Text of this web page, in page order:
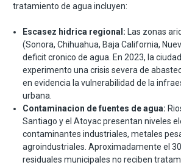
tratamiento de agua incluyen:
Escasez hidrica regional: Las zonas
(Sonora, Chihuahua, Baja California,
deficit cronico de agua. En 2023, la
experimento una crisis severa de
en evidencia la vulnerabilidad de la
urbana.
Contaminacion de fuentes de agua:
Santiago y el Atoyac presentan niveles
contaminantes industriales, metales
agroindustriales. Aproximadamente el
residuales municipales no reciben